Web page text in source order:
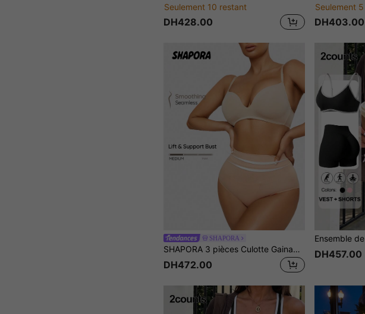
Seulement 10 restant
DH428.00
Seulement
DH403.00
SHAPORA
SHAPORA 3 pièces Culotte Gainante Taille Haute
DH472.00
DH457.00